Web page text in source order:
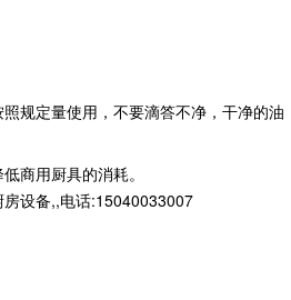
规定量使用，不要滴答不净，干净的油
商用厨具的消耗。
设备,,电话:15040033007